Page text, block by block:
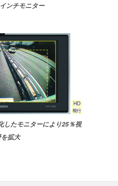
ンチモニター
したモニターにより25％視
拡大